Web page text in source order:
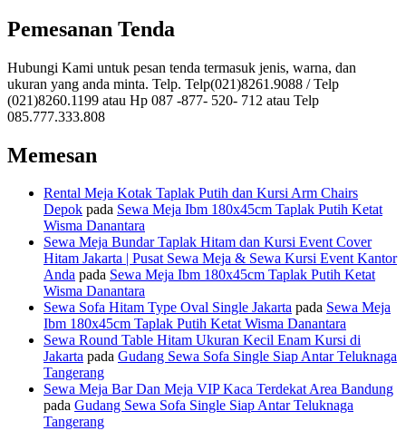
Pemesanan Tenda
Hubungi Kami untuk pesan tenda termasuk jenis, warna, dan
ukuran yang anda minta. Telp. Telp(021)8261.9088 / Telp
(021)8260.1199 atau Hp 087 -877- 520- 712 atau Telp
085.777.333.808
Memesan
Rental Meja Kotak Taplak Putih dan Kursi Arm Chairs
Depok pada Sewa Meja Ibm 180x45cm Taplak Putih Ketat
Wisma Danantara
Sewa Meja Bundar Taplak Hitam dan Kursi Event Cover
Hitam Jakarta | Pusat Sewa Meja & Sewa Kursi Event Kantor
Anda pada Sewa Meja Ibm 180x45cm Taplak Putih Ketat
Wisma Danantara
Sewa Sofa Hitam Type Oval Single Jakarta pada Sewa Meja
Ibm 180x45cm Taplak Putih Ketat Wisma Danantara
Sewa Round Table Hitam Ukuran Kecil Enam Kursi di
Jakarta pada Gudang Sewa Sofa Single Siap Antar Teluknaga
Tangerang
Sewa Meja Bar Dan Meja VIP Kaca Terdekat Area Bandung
pada Gudang Sewa Sofa Single Siap Antar Teluknaga
Tangerang